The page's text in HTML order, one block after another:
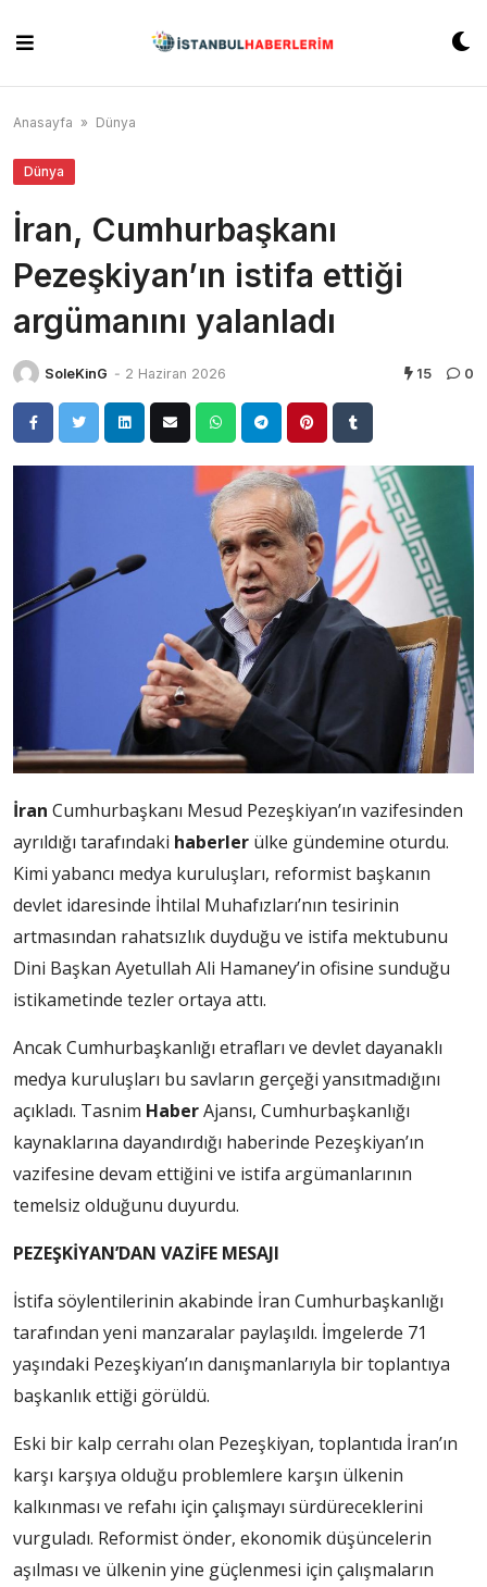
content
Anasayfa » Dünya
Dünya
İran, Cumhurbaşkanı
Pezeşkiyan’ın istifa ettiği
argümanını yalanladı
SoleKinG - 2 Haziran 2026 15 0
İran Cumhurbaşkanı Mesud Pezeşkiyan’ın vazifesinden
ayrıldığı tarafındaki haberler ülke gündemine oturdu.
Kimi yabancı medya kuruluşları, reformist başkanın
devlet idaresinde İhtilal Muhafızları’nın tesirinin
artmasından rahatsızlık duyduğu ve istifa mektubunu
Dini Başkan Ayetullah Ali Hamaney’in ofisine sunduğu
istikametinde tezler ortaya attı.
Ancak Cumhurbaşkanlığı etrafları ve devlet dayanaklı
medya kuruluşları bu savların gerçeği yansıtmadığını
açıkladı. Tasnim HaberAjansı, Cumhurbaşkanlığı
kaynaklarına dayandırdığı haberinde Pezeşkiyan’ın
vazifesine devam ettiğini ve istifa argümanlarının
temelsiz olduğunu duyurdu.
PEZEŞKİYAN’DAN VAZİFE MESAJI
İstifa söylentilerinin akabinde İran Cumhurbaşkanlığı
tarafından yeni manzaralar paylaşıldı. İmgelerde 71
yaşındaki Pezeşkiyan’ın danışmanlarıyla bir toplantıya
başkanlık ettiği görüldü.
Eski bir kalp cerrahı olan Pezeşkiyan, toplantıda İran’ın
karşı karşıya olduğu problemlere karşın ülkenin
kalkınması ve refahı için çalışmayı sürdüreceklerini
vurguladı. Reformist önder, ekonomik düşüncelerin
aşılması ve ülkenin yine güçlenmesi için çalışmaların